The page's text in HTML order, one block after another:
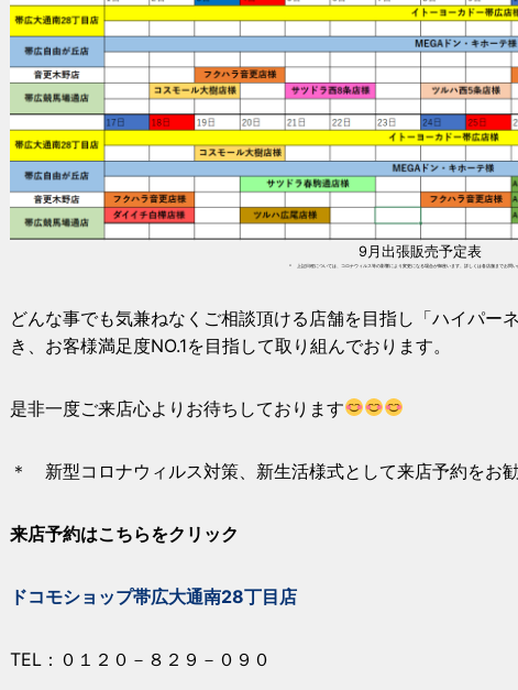
9月出張販売予定表
＊ 上記日程については、コロナウィルス等の影響により変更になる場合が御座います。詳しくは各店舗までお問い
どんな事でも気兼ねなくご相談頂ける店舗を目指し「ハイパー
き、お客様満足度NO.1を目指して取り組んでおります。
是非一度ご来店心よりお待ちしております
＊ 新型コロナウィルス対策、新生活様式として来店予約をお勧
来店予約はこちらをクリック
ドコモショップ帯広大通南28丁目店
TEL：０１２０－８２９－０９０